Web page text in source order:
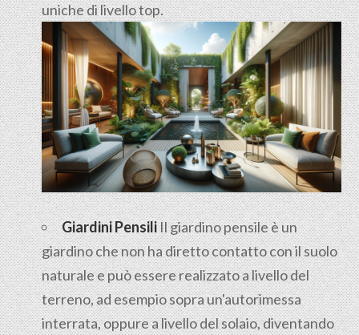
uniche di livello top.
Giardini PensiliIlgiardino pensileè un
giardino che non ha diretto contatto con il suolo
naturale e può essere realizzato a livello del
terreno, ad esempio sopra un'autorimessa
interrata, oppure a livello del solaio, diventando